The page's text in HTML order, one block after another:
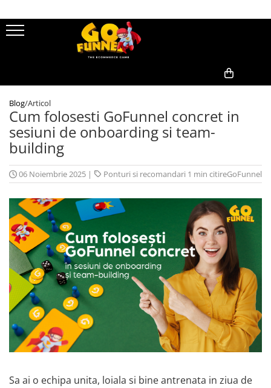
Blog/Articol
Cum folosesti GoFunnel concret in
sesiuni de onboarding si team-
building
06 Noiembrie 2025 | Ponturi si recomandari 1 min citireGoFunnel
Sa ai o echipa unita, loiala si bine antrenata in ziua de